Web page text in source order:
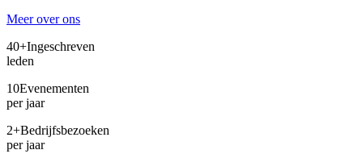
Meer over ons
40+Ingeschreven
leden
10Evenementen
per jaar
2+Bedrijfsbezoeken
per jaar